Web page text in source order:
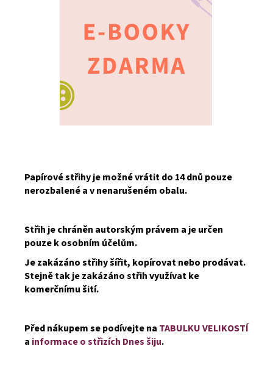
Papírové střihy je možné vrátit do 14 dnů pouze
nerozbalené a v nenarušeném obalu.
Střih je chráněn autorským právem a je určen
pouze k osobním účelům.
Je zakázáno střihy šířit, kopírovat nebo prodávat.
Stejně tak je zakázáno střih využívat ke
komerčnímu šití.
Před nákupem se podívejte na TABULKU VELIKOSTÍ
a informace o střizích Dnes šiju.